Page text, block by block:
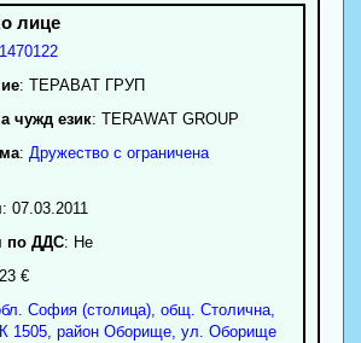
: ТЕРАВАТ ГРУП
чужд език: TERAWAT GRОUP
: Дружество с ограничена
: 07.03.2011
по ДДС: Нe
€
София (столица), общ. Столична,
1505, район Оборище, ул. Оборище